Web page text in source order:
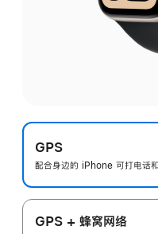
GPS
配合身边的 iPhone 可打电话和
GPS + 蜂窝网络